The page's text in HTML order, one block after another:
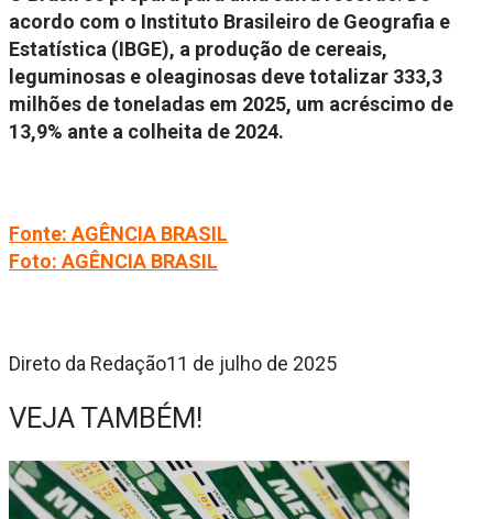
acordo com o Instituto Brasileiro de Geografia e
Estatística (IBGE), a produção de cereais,
leguminosas e oleaginosas deve totalizar 333,3
milhões de toneladas em 2025, um acréscimo de
13,9% ante a colheita de 2024.
Fonte: AGÊNCIA BRASIL
Foto: AGÊNCIA BRASIL
Direto da Redação11 de julho de 2025
VEJA TAMBÉM!